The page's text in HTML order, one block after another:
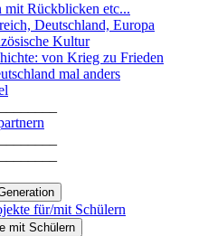
mit Rückblicken etc...
Deutschland, Europa
Kultur
von Krieg zu Frieden
mal anders
für/mit Schülern
mit Schülern